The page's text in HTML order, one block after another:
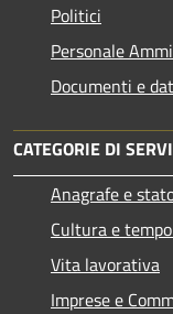
Politici
Personale
Documenti e
CATEGORIE DI
Anagrafe e
Cultura e
Vita lavorativa
Imprese e